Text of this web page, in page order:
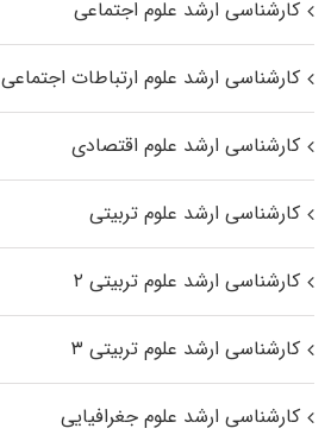
کارشناسی ارشد علوم اجتماعی
کارشناسی ارشد علوم ارتباطات اجتماعی
کارشناسی ارشد علوم اقتصادی
کارشناسی ارشد علوم تربیتی
کارشناسی ارشد علوم تربیتی ۲
کارشناسی ارشد علوم تربیتی ۳
کارشناسی ارشد علوم جغرافیایی